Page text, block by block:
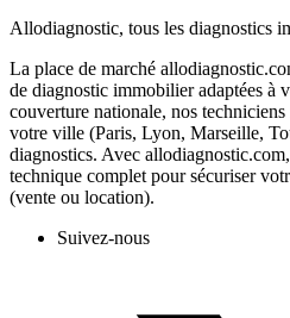
Allodiagnostic, tous les diagnostics
La place de marché
de diagnostic immobilier adaptées à
couverture nationale, nos
votre ville (Paris, Lyon, Marseille,
diagnostics. Avec
technique complet pour sécuriser
(vente ou location).
Suivez-nous